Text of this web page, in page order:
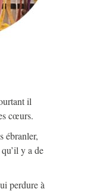
il
cœurs.
ébranler,
y a de
perdure à